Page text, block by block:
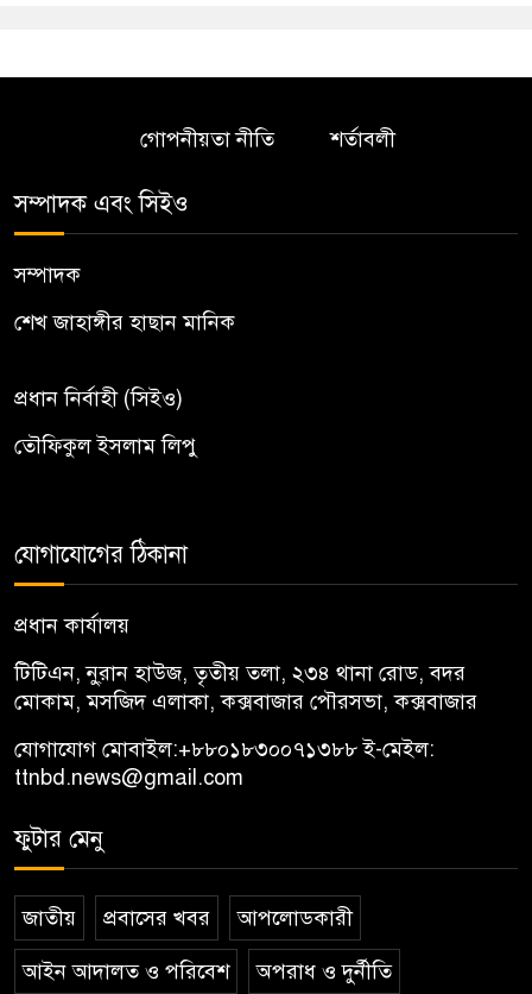
গোপনীয়তা নীতি শর্তাবলী
সম্পাদক এবং সিইও
সম্পাদক
শেখ জাহাঙ্গীর হাছান মানিক
প্রধান নির্বাহী (সিইও)
তৌফিকুল ইসলাম লিপু
যোগাযোগের ঠিকানা
প্রধান কার্যালয়
টিটিএন, নু্রান হাউজ, তৃতীয় তলা, ২৩৪ থানা রোড, বদর
মোকাম, মসজিদ এলাকা, কক্সবাজার পৌরসভা, কক্সবাজার
যোগাযোগ মোবাইল:+৮৮০১৮৩০০৭১৩৮৮ই-মেইল:
ttnbd.news@gmail.com
ফুটার মেনু
জাতীয় প্রবাসের খবর আপলোডকারী
আইন আদালত ও পরিবেশ অপরাধ ও দুর্নীতি